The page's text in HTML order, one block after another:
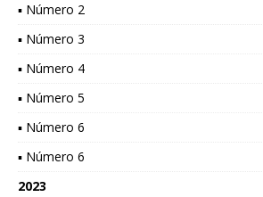
▪ Número 2
▪ Número 3
▪ Número 4
▪ Número 5
▪ Número 6
▪ Número 6
2023